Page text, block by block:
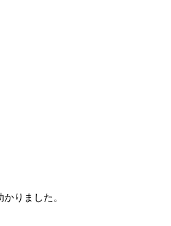
りました。